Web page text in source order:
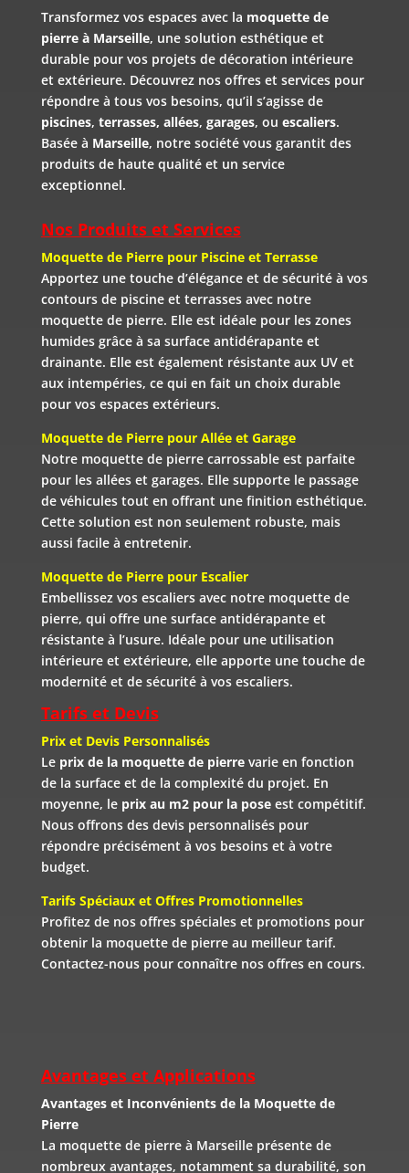
Transformez vos espaces avec la moquette de
pierre à Marseille, une solution esthétique et
durable pour vos projets de décoration intérieure
et extérieure. Découvrez nos offres et services pour
répondre à tous vos besoins, qu’il s’agisse de
piscines, terrasses, allées, garages, ou escaliers.
Basée à Marseille, notre société vous garantit des
produits de haute qualité et un service
exceptionnel.
Nos Produits et Services
Moquette de Pierre pour Piscine et Terrasse
Apportez une touche d’élégance et de sécurité à vos
contours de piscine et terrasses avec notre
moquette de pierre. Elle est idéale pour les zones
humides grâce à sa surface antidérapante et
drainante. Elle est également résistante aux UV et
aux intempéries, ce qui en fait un choix durable
pour vos espaces extérieurs.
Moquette de Pierre pour Allée et Garage
Notre moquette de pierre carrossable est parfaite
pour les allées et garages. Elle supporte le passage
de véhicules tout en offrant une finition esthétique.
Cette solution est non seulement robuste, mais
aussi facile à entretenir.
Moquette de Pierre pour Escalier
Embellissez vos escaliers avec notre moquette de
pierre, qui offre une surface antidérapante et
résistante à l’usure. Idéale pour une utilisation
intérieure et extérieure, elle apporte une touche de
modernité et de sécurité à vos escaliers.
Tarifs et Devis
Prix et Devis Personnalisés
Le prix de la moquette de pierrevarie en fonction
de la surface et de la complexité du projet. En
moyenne, le prix au m2 pour la poseest compétitif.
Nous offrons des devis personnalisés pour
répondre précisément à vos besoins et à votre
budget.
Tarifs Spéciaux et Offres Promotionnelles
Profitez de nos offres spéciales et promotions pour
obtenir la moquette de pierre au meilleur tarif.
Contactez-nous pour connaître nos offres en cours.
Avantages et Applications
Avantages et Inconvénients de la Moquette de
Pierre
La moquette de pierre à Marseille présente de
nombreux avantages, notamment sa durabilité, son